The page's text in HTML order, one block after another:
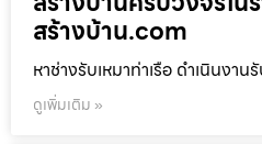
สร้างบ้าน.com
หาช่างรับเหมาท่าเรือ ดำเนินงาน
ดูเพิ่มเติม »